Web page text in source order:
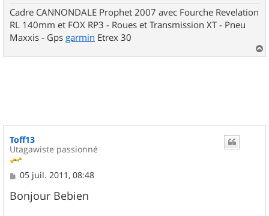
Cadre CANNONDALE Prophet 2007 avec Fourche Revelation
RL 140mm et FOX RP3 - Roues et Transmission XT - Pneu
Maxxis - Gps garmin Etrex 30
a
Toff13
Utagawiste passionné
M
s
s
05 juil. 2011, 08:48
Bonjour Bebien